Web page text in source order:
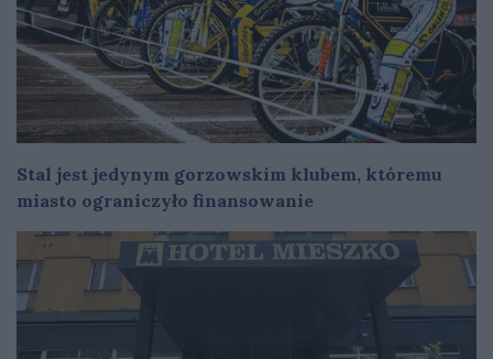
Stal jest jedynym gorzowskim klubem, któremu
miasto ograniczyło finansowanie